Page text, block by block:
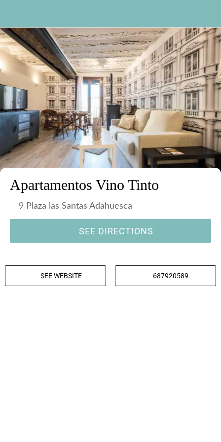
Apartamentos Vino Tinto
9 Plaza las Santas Adahuesca
SEE DIRECTIONS
SEE WEBSITE 687920589